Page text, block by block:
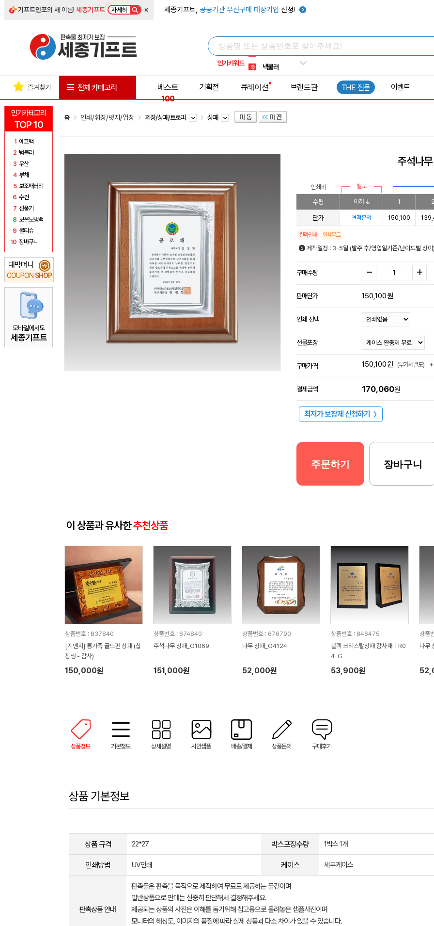
기프트인포의 새 이름!세종기프트 자세히 × 세종기프트, 공공기관 우선구매 대상기업 선정!
인기키워드
5 키캡
8 쿨토시
9 넥쿨러
1 선풍기
인기카테고리
TOP 10
1 에코백
2 텀블러
3 우산
4 부채
5 보조배터리
6 수건
7 선풍기
8 보온보냉백
9 물티슈
10 장바구니
대박머니
COUPON SHOP
₩
모바일에서도
세종기프트
즐겨찾기 전체 카테고리
베스트
100
기획전 큐레이션 브랜드관 THE 전문 이벤트
홈 인쇄/휘장/뱃지/업장 휘장/상패/트로피 상패
주석나
인쇄비 별도
수량 이하 1
단가 견적문의 150,100
칼라인쇄 인쇄무료
제작일정 : 3-5일 (발주 후/영업일기준/난이도별 상
구매수량
판매단가 150,100원
인쇄 선택
선물포장
구매가격 150,100원 (부가세별도) +
결제금액 170,060원
최저가 보장제 신청하기 〉
주문하기 장바구니
이 상품과 유사한추천상품
상품번호 : 837840
[지앤지] 통가죽 골드판 상패 (십
장생 - 감사)
150,000원
상품번호 : 674840
주석나무 상패_G1069
151,000원
상품번호 : 676790
나무 상패_G4124
52,000원
상품번호 : 846475
블랙 크리스탈상패 감사패 TR0
4-G
53,900원
상품
나무
상품정보 기본정보 상세설명 시안샘플 배송/결제 상품문의 구매후기
상품 기본정보
상품 규격 22*27 박스포장수량 1박스 1개
인쇄방법 UV인쇄 케이스 세무케이스
판촉상품 안내
판촉물은 판촉을 목적으로 제작하여 무료로 제공하는 물건이며
일반상품으로 판매는 신중히 판단해서 결정해주세요.
제공되는 상품의 사진은 이해를 돕기위해 참고용으로 올려놓은 샘플사진이며
모니터의 해상도, 이미지의 품질에 따라 실제 상품과 다소 차이가 있을 수 있습니다.